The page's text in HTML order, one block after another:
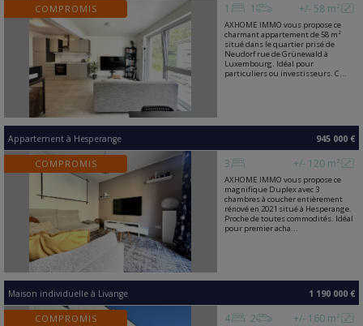
COMPROMIS +/- 58 m²
1 1
AXHOME IMMO vous propose ce
charmant appartement de 58 m²
situé dans le quartier prisé de
Neudorf rue de Grünewald à
Luxembourg. Idéal pour
particuliers ou investisseurs. C...
Appartement à Hesperange 945 000 €
COMPROMIS +/- 120 m²
3
AXHOME IMMO vous propose ce
magnifique Duplex avec 3
chambres à coucher entièrement
rénové en 2021 situé à Hesperange.
Proche de toutes commodités. Idéal
pour premier acha...
Maison individuelle à Livange 1 190 000 €
COMPROMIS +/- 160 m²
4 2